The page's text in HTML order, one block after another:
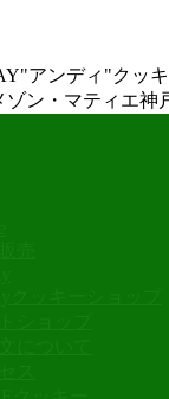
アンディ"クッ
ゾン・マティエ神